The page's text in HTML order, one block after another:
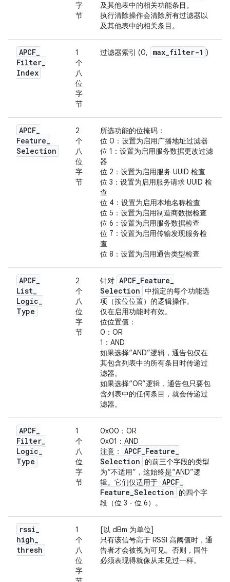
字
节
及其他表中的相关功能条目。
执行清除操作会清除所有过滤器以
及其他表中的相关条目。
APCF_
Filter_
Index
1
个
八
位
字
节
过滤器索引 (0, max_filter-1 )
APCF_
Feature_
Selection
2
个
八
位
字
节
所选功能的位掩码：
位 0：设置为启用广播地址过滤器
位 1：设置为启用服务数据更改过滤
器
位 2：设置为启用服务 UUID 检查
位 3：设置为启用服务请求 UUID 检
查
位 4：设置为启用本地名称检查
位 5：设置为启用制造商数据检查
位 6：设置为启用服务数据检查
位 7：设置为启用传输发现服务检
查
位 8：设置为启用通告类型检查
APCF_
List_
Logic_
Type
2
个
八
位
字
节
针对 APCF_Feature_
Selection 中指定的每个功能选
项（按位位置）的逻辑操作。
仅在启用功能时有效。
位位置值：
0：OR
1：AND
如果选择“AND”逻辑，通告包仅在
其包含列表中的所有条目时传递过
滤器。
如果选择“OR”逻辑，通告包只要包
含列表中的任何条目，就会传递过
滤器。
APCF_
Filter_
Logic_
Type
1
个
八
位
字
节
0x00：OR
0x01：AND
注意：
APCF_Feature_
Selection
的前三个字段的类型
为“不适用”，这始终是“AND”逻
辑。它们仅适用于 APCF_
Feature_Selection
的四个字
段（位 3 - 位 6）。
rssi_
high_
thresh
1
个
八
位
字
[以 dBm 为单位]
只有该信号高于 RSSI 高阈值时，通
告者才会被视为可见。否则，固件
必须表现得就像从未见过一样。